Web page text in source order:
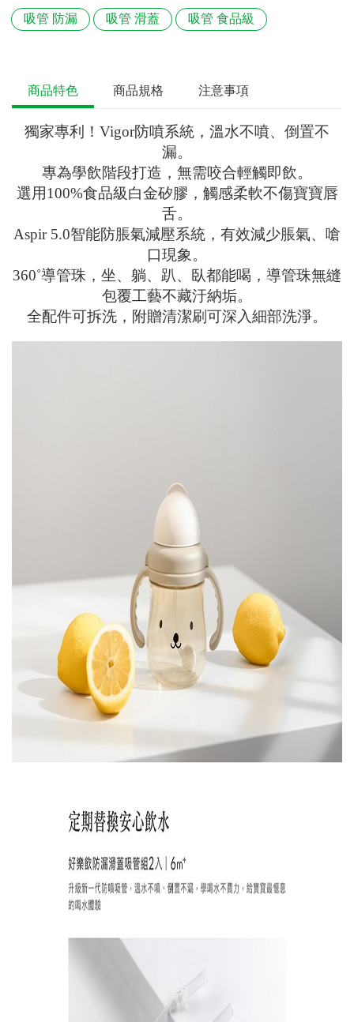
吸管 防漏 吸管 滑蓋 吸管 食品級
商品特色 商品規格 注意事項
獨家專利！Vigor防噴系統，溫水不噴、倒置不
漏。
專為學飲階段打造，無需咬合輕觸即飲。
選用100%食品級白金矽膠，觸感柔軟不傷寶寶唇
舌。
Aspir 5.0智能防脹氣減壓系統，有效減少脹氣、嗆
口現象。
360˚導管珠，坐、躺、趴、臥都能喝，導管珠無縫
包覆工藝不藏汙納垢。
全配件可拆洗，附贈清潔刷可深入細部洗淨。